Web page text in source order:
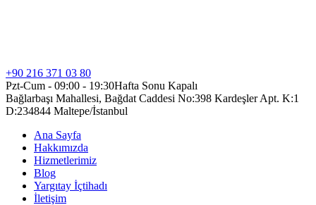
+90 216 371 03 80
Pzt-Cum - 09:00 - 19:30Hafta Sonu Kapalı
Bağlarbaşı Mahallesi, Bağdat Caddesi No:398 Kardeşler Apt. K:1
D:234844 Maltepe/İstanbul
Ana Sayfa
Hakkımızda
Hizmetlerimiz
Blog
Yargıtay İçtihadı
İletişim